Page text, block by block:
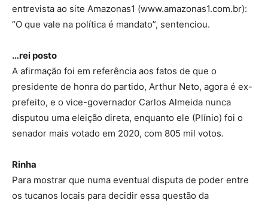
entrevista ao site Amazonas1 (www.amazonas1.com.br):
“O que vale na política é mandato”, sentenciou.
…rei posto
A afirmação foi em referência aos fatos de que o
presidente de honra do partido, Arthur Neto, agora é ex-
prefeito, e o vice-governador Carlos Almeida nunca
disputou uma eleição direta, enquanto ele (Plínio) foi o
senador mais votado em 2020, com 805 mil votos.
Rinha
Para mostrar que numa eventual disputa de poder entre
os tucanos locais para decidir essa questão da